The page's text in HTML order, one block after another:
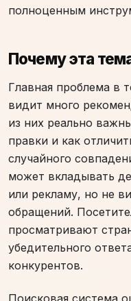
полноценным
Почему эта
Главная проблема в
видит много
из них реально
правки и как
случайного
может вкладывать
или рекламу, но не
обращений.
просматривают
убедительного
конкурентов.
Поисковая система